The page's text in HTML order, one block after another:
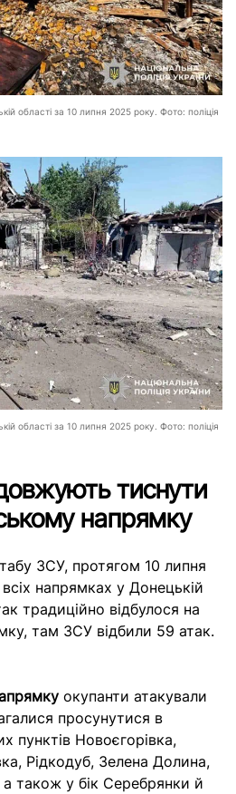
області за 10 липня 2025 року. Фото: поліція
області за 10 липня 2025 року. Фото: поліція
тиснути
напрямку
ЗСУ, протягом 10 липня
напрямках у Донецькій
традиційно відбулося на
там ЗСУ відбили 59 атак.
окупанти атакували
просунутися в
пунктів Новоєгорівка,
Рідкодуб, Зелена Долина,
а також у бік Серебрянки й